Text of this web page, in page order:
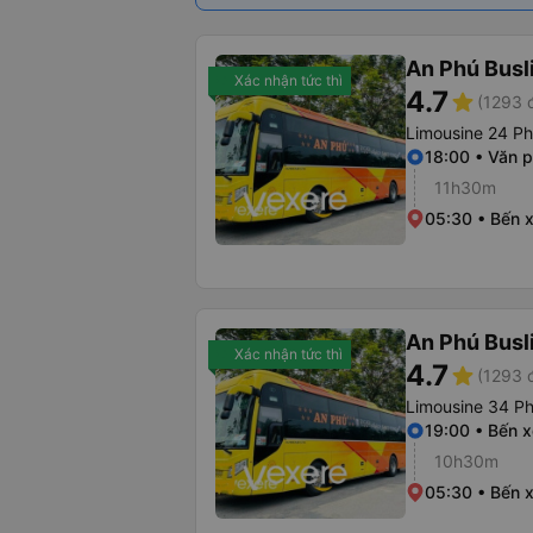
Xác nhận tức thì An Phú
4.7star (1293
Limousine 24
18:00 • Văn
11h30m
05:30 • Bến
Xác nhận tức thì An Phú
4.7star (1293
Limousine 34
19:00 • Bến
10h30m
05:30 • Bến